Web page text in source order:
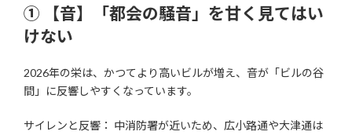
① 【音】「都会の騒音」を甘く見てはい
けない
2026年の栄は、かつてより高いビルが増え、音が「ビルの谷
間」に反響しやすくなっています。
サイレンと反響： 中消防署が近いため、広小路通や大津通は